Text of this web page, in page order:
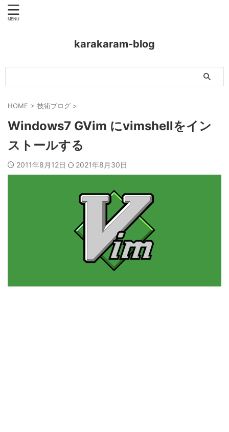
karakaram-blog
HOME > 技術ブログ >
Windows7 GVim にvimshellをイン
ストールする
2011年8月12日 2021年8月30日